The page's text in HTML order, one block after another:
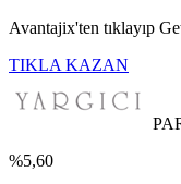
Avantajix'ten tıklayıp
TIKLA KAZAN
%5,60